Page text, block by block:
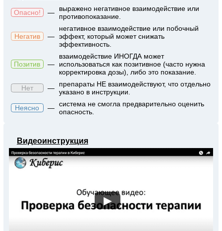
Опасно! —
выражено негативное взаимодействие или
противопоказание.
Негатив —
негативное взаимодействие или побочный
эффект, который может снижать
эффективность.
Позитив —
взаимодействие ИНОГДА может
использоваться как позитивное (часто нужна
корректировка дозы), либо это показание.
Нет
—
препараты НЕ взаимодействуют, что отдельно
указано в инструкции.
Неясно
— система не смогла предварительно оценить
опасность.
Видеоинструкция
▶